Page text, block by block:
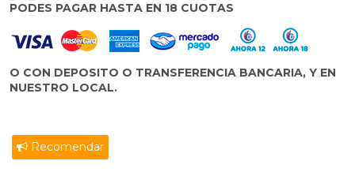
PODES PAGAR HASTA EN 18 CUOTAS
O CON DEPOSITO O TRANSFERENCIA BANCARIA, Y EN
NUESTRO LOCAL.
Recomendar